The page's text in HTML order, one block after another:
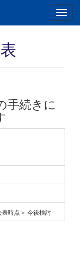
手続きに
時点＞ 今後検討